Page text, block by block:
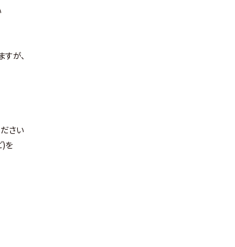
が、
さい
)を